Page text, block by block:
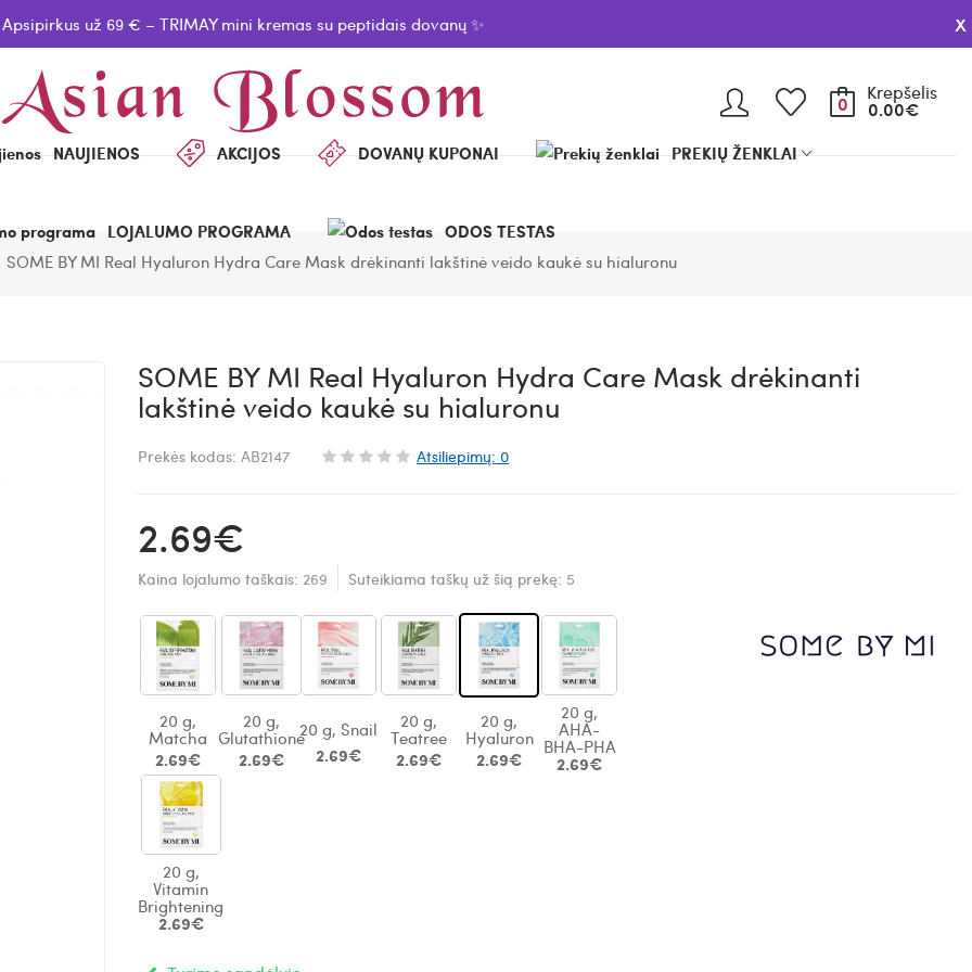
Apsipirkus už 69 € – TRIMAY mini kremas su peptidais dovanų ✨ x
0 0.00€
Krepšelis
NAUJIENOS AKCIJOS DOVANŲ KUPONAI PREKIŲ ŽENKLAI
LOJALUMO PROGRAMA
ODOS TESTAS
SOME BY MI Real Hyaluron Hydra Care Mask drėkinanti lakštinė veido kaukė su hialuronu
SOME BY MI Real Hyaluron Hydra Care Mask drėkinanti
lakštinė veido kaukė su hialuronu
Prekės kodas: AB2147 Atsiliepimų: 0
2.69€
Kaina lojalumo taškais: 269 Suteikiama taškų už šią prekę: 5
20 g,
Matcha
2.69€
20 g,
Glutathione
2.69€
20 g, Snail
2.69€
20 g,
Teatree
2.69€
20 g,
Hyaluron
2.69€
20 g,
AHA-
BHA-PHA
2.69€
20 g,
Vitamin
Brightening
2.69€